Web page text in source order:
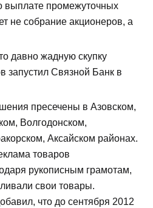
выплате промежуточных
не собрание акционеров, а
давно жадную скупку
запустил Связной Банк в
пресечены в Азовском,
Волгодонском,
Аксайском районах.
товаров
рукописным грамотам,
свои товары.
что до сентября 2012